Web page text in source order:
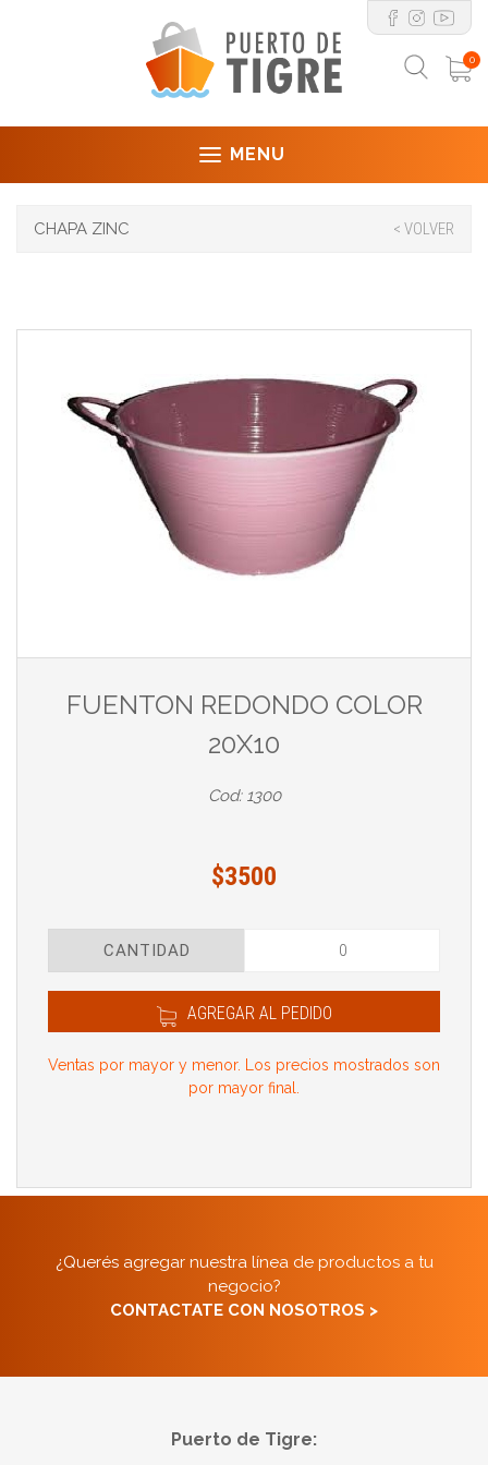
0
MENU
CHAPA ZINC < VOLVER
FUENTON REDONDO COLOR
20X10
Cod: 1300
$3500
CANTIDAD
AGREGAR AL PEDIDO
Ventas por mayor y menor. Los precios mostrados son
por mayor final.
¿Querés agregar nuestra línea de productos a tu
negocio?
CONTACTATE CON NOSOTROS >
Puerto de Tigre: